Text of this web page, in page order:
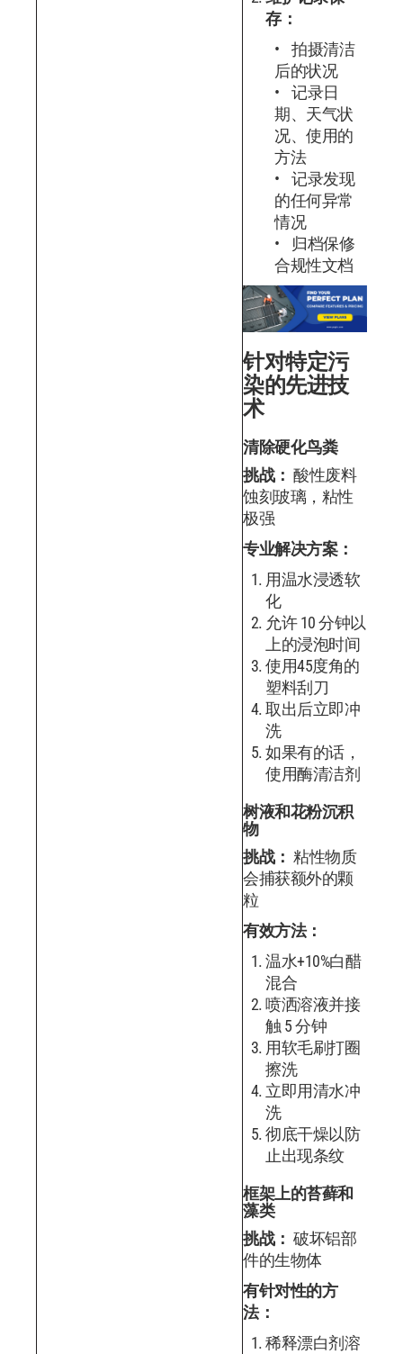
存：
拍摄清洁
后的状况
记录日
期、天气状
况、使用的
方法
记录发现
的任何异常
情况
归档保修
合规性文档
针对特定污
染的先进技
术
清除硬化鸟粪
挑战： 酸性废料
蚀刻玻璃，粘性
极强
专业解决方案：
用温水浸透软
化
允许 10 分钟以
上的浸泡时间
使用45度角的
塑料刮刀
取出后立即冲
洗
如果有的话，
使用酶清洁剂
树液和花粉沉积
物
挑战： 粘性物质
会捕获额外的颗
粒
有效方法：
温水+10%白醋
混合
喷洒溶液并接
触 5 分钟
用软毛刷打圈
擦洗
立即用清水冲
洗
彻底干燥以防
止出现条纹
框架上的苔藓和
藻类
挑战： 破坏铝部
件的生物体
有针对性的方
法：
稀释漂白剂溶